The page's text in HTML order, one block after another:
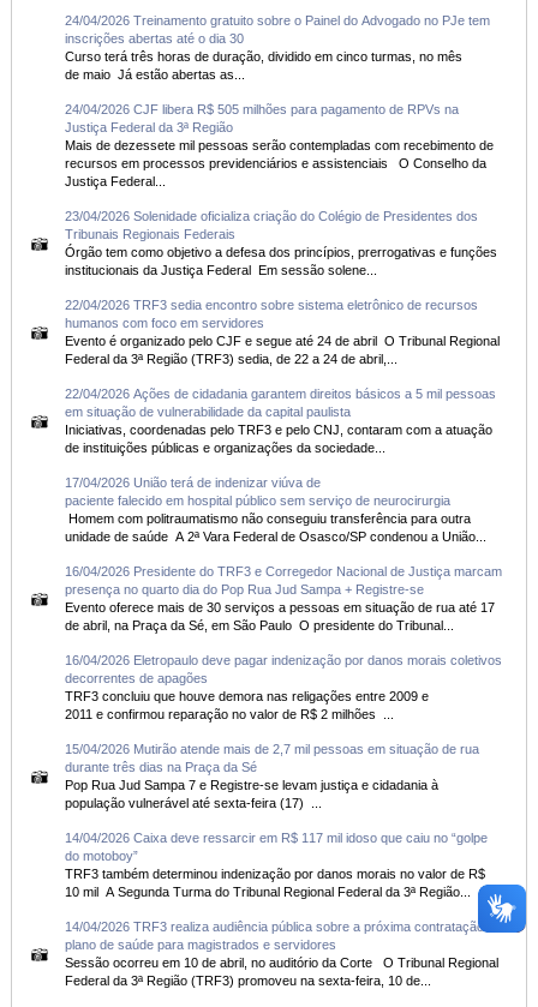
24/04/2026 Treinamento gratuito sobre o Painel do Advogado no PJe tem
inscrições abertas até o dia 30
Curso terá três horas de duração, dividido em cinco turmas, no mês
de maio Já estão abertas as...
24/04/2026 CJF libera R$ 505 milhões para pagamento de RPVs na
Justiça Federal da 3ª Região
Mais de dezessete mil pessoas serão contempladas com recebimento de
recursos em processos previdenciários e assistenciais O Conselho da
Justiça Federal...
23/04/2026 Solenidade oficializa criação do Colégio de Presidentes dos
Tribunais Regionais Federais
Órgão tem como objetivo a defesa dos princípios, prerrogativas e funções
institucionais da Justiça Federal Em sessão solene...
22/04/2026 TRF3 sedia encontro sobre sistema eletrônico de recursos
humanos com foco em servidores
Evento é organizado pelo CJF e segue até 24 de abril O Tribunal Regional
Federal da 3ª Região (TRF3) sedia, de 22 a 24 de abril,...
22/04/2026 Ações de cidadania garantem direitos básicos a 5 mil pessoas
em situação de vulnerabilidade da capital paulista
Iniciativas, coordenadas pelo TRF3 e pelo CNJ, contaram com a atuação
de instituições públicas e organizações da sociedade...
17/04/2026 União terá de indenizar viúva de
paciente falecido em hospital público sem serviço de neurocirurgia
Homem com politraumatismo não conseguiu transferência para outra
unidade de saúde A 2ª Vara Federal de Osasco/SP condenou a União...
16/04/2026 Presidente do TRF3 e Corregedor Nacional de Justiça marcam
presença no quarto dia do Pop Rua Jud Sampa + Registre-se
Evento oferece mais de 30 serviços a pessoas em situação de rua até 17
de abril, na Praça da Sé, em São Paulo O presidente do Tribunal...
16/04/2026 Eletropaulo deve pagar indenização por danos morais coletivos
decorrentes de apagões
TRF3 concluiu que houve demora nas religações entre 2009 e
15/04/2026 Mutirão atende mais de 2,7 mil pessoas em situação de rua
durante três dias na Praça da Sé
Pop Rua Jud Sampa 7 e Registre-se levam justiça e cidadania à
14/04/2026 Caixa deve ressarcir em R$ 117 mil idoso que caiu no “golpe
do motoboy”
TRF3 também determinou indenização por danos morais no valor de R$
10 mil A Segunda Turma do Tribunal Regional Federal da 3ª Região...
14/04/2026 TRF3 realiza audiência pública sobre a próxima contratação de
plano de saúde para magistrados e servidores
Sessão ocorreu em 10 de abril, no auditório da Corte O Tribunal Regional
Federal da 3ª Região (TRF3) promoveu na sexta-feira, 10 de...